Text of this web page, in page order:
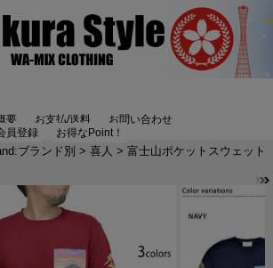
要 お支払/送料
お問い合わせ
員登録 お得なPoint！
ブランド別 > 喜人 > 富士山ポケットスウェット